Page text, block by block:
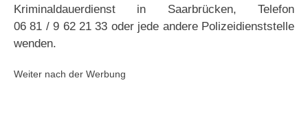
Kriminaldauerdienst in Saarbrücken, Telefon
06 81 / 9 62 21 33 oder jede andere Polizeidienststelle
wenden.
Weiter nach der Werbung